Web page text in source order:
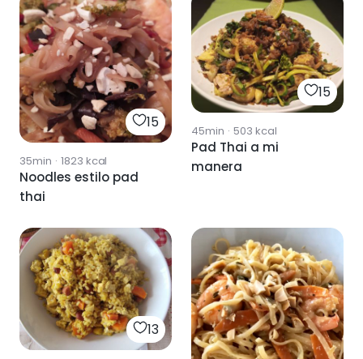
15
35min · 1823 kcal
Noodles estilo pad
thai
15
45min · 503 kcal
Pad Thai a mi
manera
13